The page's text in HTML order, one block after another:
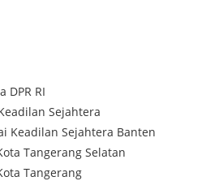
DPR RI
Sejahtera
Keadilan Sejahtera Banten
Tangerang Selatan
Tangerang